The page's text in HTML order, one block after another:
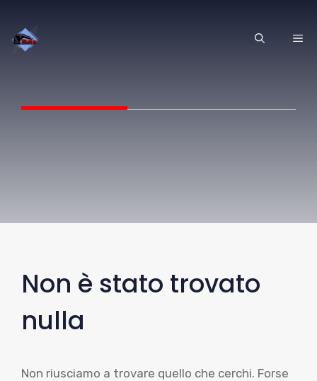
contenuto
Non è stato trovato
nulla
Non riusciamo a trovare quello che cerchi. Forse